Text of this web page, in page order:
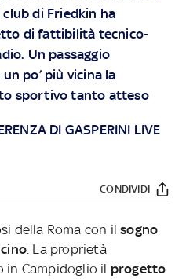
di Friedkin ha
di fattibilità tecnico-
Un passaggio
po’ più vicina la
sportivo tanto atteso
DI GASPERINI LIVE
CONDIVIDI
della Roma con ilsogno
. La proprietà
in Campidoglio il progetto